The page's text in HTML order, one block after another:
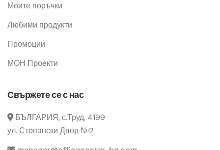
Моите поръчки
Любими продукти
Промоции
МОН Проекти
Свържете се с нас
БЪЛГАРИЯ, с.Труд, 4199
ул. Стопански Двор №2